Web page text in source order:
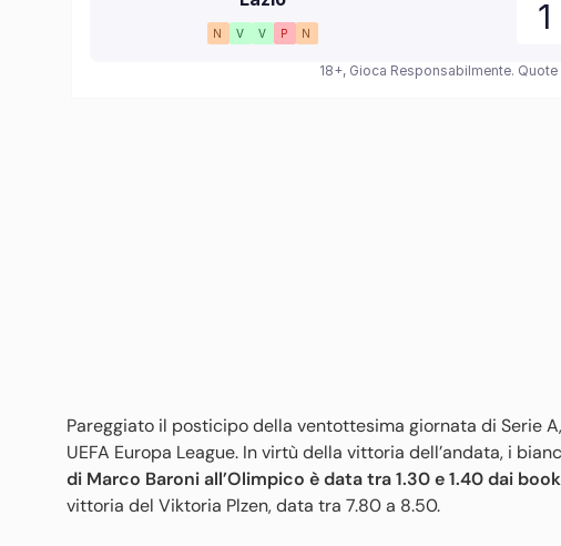
Pareggiato il posticipo della ventottesima giornata di Serie
UEFA Europa League. In virtù della vittoria dell’andata, i
di Marco Baroni all’Olimpico è data tra 1.30 e 1.40 dai
vittoria del Viktoria Plzen, data tra 7.80 a 8.50.